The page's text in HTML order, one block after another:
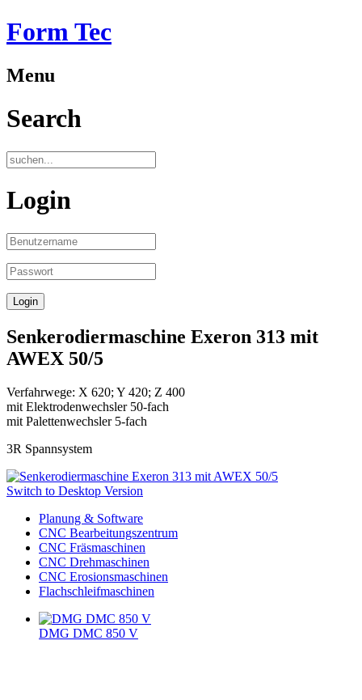
Form Tec
Menu
Search
Login
Senkerodiermaschine Exeron 313 mit
AWEX 50/5
Verfahrwege: X 620; Y 420; Z 400
mit Elektrodenwechsler 50-fach
mit Palettenwechsler 5-fach
3R Spannsystem
Switch to Desktop Version
Planung & Software
CNC Bearbeitungszentrum
CNC Fräsmaschinen
CNC Drehmaschinen
CNC Erosionsmaschinen
Flachschleifmaschinen
DMG DMC 850 V